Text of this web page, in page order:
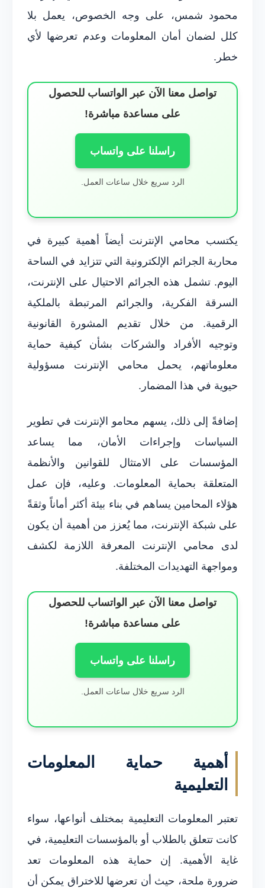
محمود شمس، على وجه الخصوص، يعمل بلا
كلل لضمان أمان المعلومات وعدم تعرضها لأي
خطر.
تواصل معنا الآن عبر الواتساب للحصول
على مساعدة مباشرة!
راسلنا على واتساب
الرد سريع خلال ساعات العمل.
يكتسب محامي الإنترنت أيضاً أهمية كبيرة في
محاربة الجرائم الإلكترونية التي تتزايد في الساحة
اليوم. تشمل هذه الجرائم الاحتيال على الإنترنت،
السرقة الفكرية، والجرائم المرتبطة بالملكية
الرقمية. من خلال تقديم المشورة القانونية
وتوجيه الأفراد والشركات بشأن كيفية حماية
معلوماتهم، يحمل محامي الإنترنت مسؤولية
حيوية في هذا المضمار.
إضافةً إلى ذلك، يسهم محامو الإنترنت في تطوير
السياسات وإجراءات الأمان، مما يساعد
المؤسسات على الامتثال للقوانين والأنظمة
المتعلقة بحماية المعلومات. وعليه، فإن عمل
هؤلاء المحامين يساهم في بناء بيئة أكثر أماناً وثقةً
على شبكة الإنترنت، مما يُعزز من أهمية أن يكون
لدى محامي الإنترنت المعرفة اللازمة لكشف
ومواجهة التهديدات المختلفة.
تواصل معنا الآن عبر الواتساب للحصول
على مساعدة مباشرة!
راسلنا على واتساب
الرد سريع خلال ساعات العمل.
أهمية حماية المعلومات
التعليمية
تعتبر المعلومات التعليمية بمختلف أنواعها، سواء
كانت تتعلق بالطلاب أو بالمؤسسات التعليمية، في
غاية الأهمية. إن حماية هذه المعلومات تعد
ضرورة ملحة، حيث أن تعرضها للاختراق يمكن أن